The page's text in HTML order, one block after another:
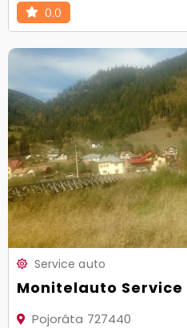
0.0
Service auto
Monitelauto Service
Pojorâta 727440